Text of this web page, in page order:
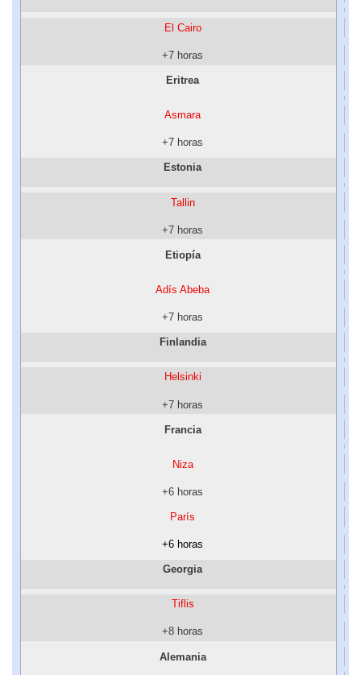
El Cairo
+7 horas
Eritrea
Asmara
+7 horas
Estonia
Tallin
+7 horas
Etiopía
Adís Abeba
+7 horas
Finlandia
Helsinki
+7 horas
Francia
Niza
+6 horas
París
+6 horas
Georgia
Tiflis
+8 horas
Alemania